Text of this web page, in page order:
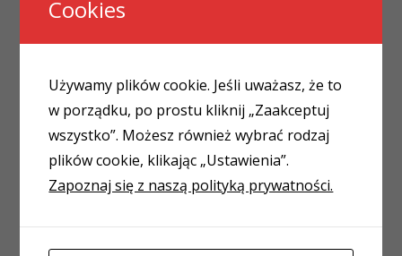
Materiały szkoleniowe
Certyfikat PL / EN
FORMA SZKOLENIA
Uczestników i Trenerów dlatego też,
Cookies
Używamy plików cookie. Jeśli uważasz, że to
w porządku, po prostu kliknij „Zaakceptuj
wszystko”. Możesz również wybrać rodzaj
plików cookie, klikając „Ustawienia”.
Zapoznaj się z naszą polityką prywatności.